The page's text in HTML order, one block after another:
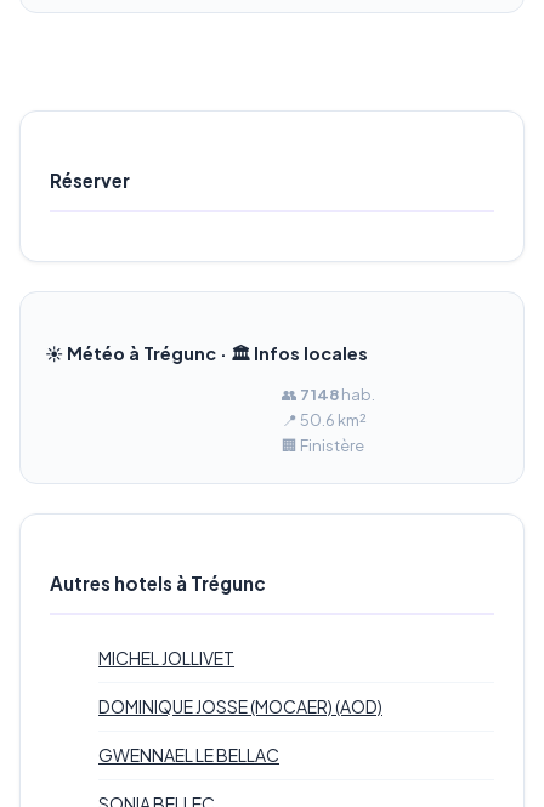
Réserver
☀️ Météo à Trégunc · 🏛️ Infos locales
👥 7 148hab.
📍 50.6 km²
🏢 Finistère
Autres hotels à Trégunc
MICHEL JOLLIVET
DOMINIQUE JOSSE (MOCAER) (AOD)
GWENNAEL LE BELLAC